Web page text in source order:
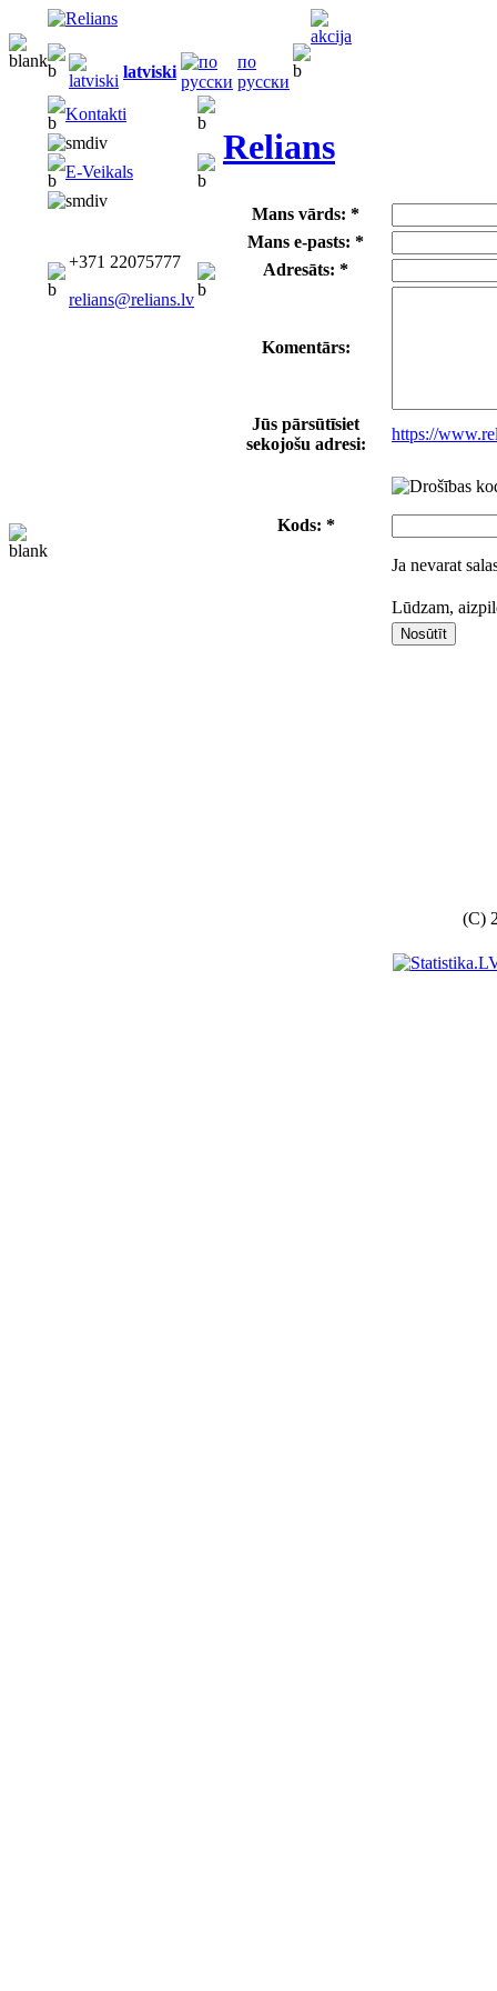
latviski
по
русски
Kontakti
E-Veikals
+371 22075777
relians@relians.lv
Relians
Mans vārds: *
Mans e-pasts: *
Adresāts: *
Komentārs:
Jūs pārsūtīsiet
sekojošu adresi:
https://
Kods: *
Ja nevarat
Lūdzam,
(C)